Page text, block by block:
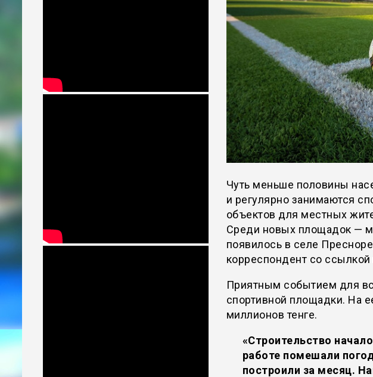
Чуть меньше половины
и регулярно занимаются
объектов для местных
Среди новых площадок —
появилось в селе
корреспондент со ссылкой
Приятным событием для
спортивной площадки. На
миллионов тенге.
«Строительство
работе помешали
построили за месяц.